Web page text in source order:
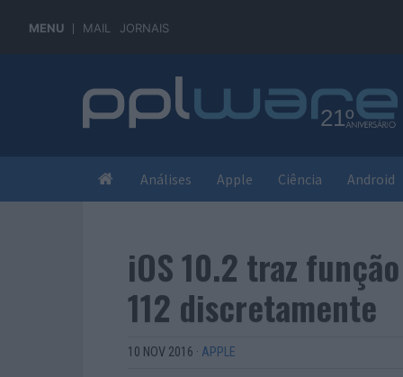
MENU MAIL JORNAIS
Análises Apple Ciência Android
iOS 10.2 traz
112 discretamente
10 NOV 2016 · APPLE